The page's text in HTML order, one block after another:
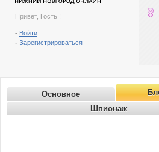
Привет, Гость !
- Войти
- Зарегистрироваться
Основное
Шпионаж